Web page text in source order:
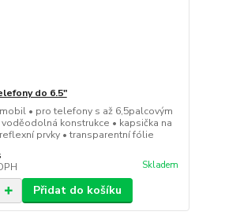
do 6.5"
• pro telefony s až 6,5palcovým
konstrukce • kapsička na
prvky • transparentní fólie
Skladem
Přidat do košíku